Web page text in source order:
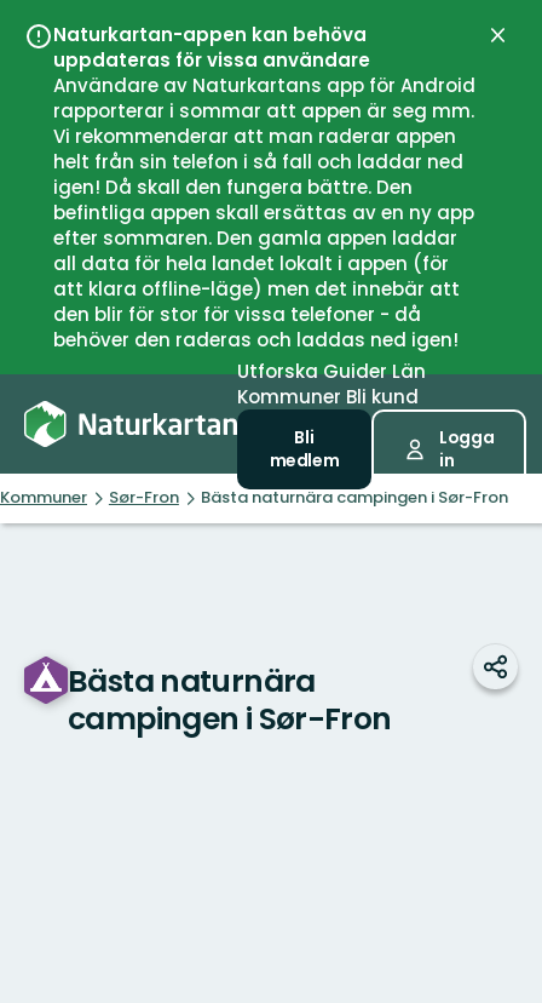
Naturkartan-appen kan behöva
uppdateras för vissa användare
Användare av Naturkartans app för Android
rapporterar i sommar att appen är seg mm.
Vi rekommenderar att man raderar appen
helt från sin telefon i så fall och laddar ned
igen! Då skall den fungera bättre. Den
befintliga appen skall ersättas av en ny app
efter sommaren. Den gamla appen laddar
all data för hela landet lokalt i appen (för
att klara offline-läge) men det innebär att
den blir för stor för vissa telefoner - då
behöver den raderas och laddas ned igen!
UtforskaGuiderLän
Kommuner Bli kund
Bli
medlem
Logga
in
Kommuner Sør-Fron Bästa naturnära campingen i Sør-Fron
Bästa naturnära
campingen i Sør-Fron
Dela